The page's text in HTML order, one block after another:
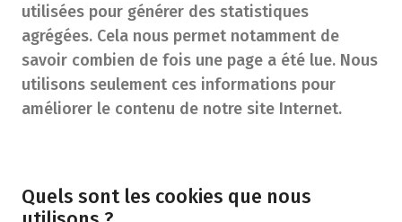
utilisées pour générer des statistiques
agrégées. Cela nous permet notamment de
savoir combien de fois une page a été lue. Nous
utilisons seulement ces informations pour
améliorer le contenu de notre site Internet.
Quels sont les cookies que nous